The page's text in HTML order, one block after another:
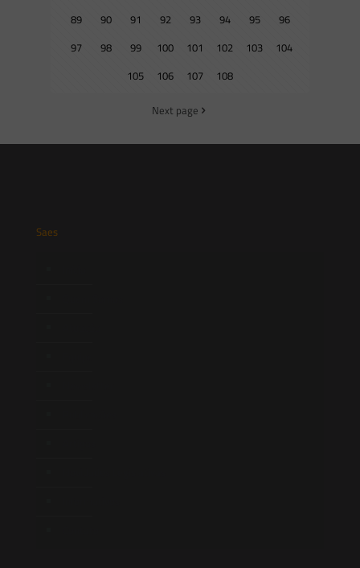
89
90 91 92 93 94 95
96
97
98 99 100 101 102 103
104
105
106 107 108
Next page
Saes